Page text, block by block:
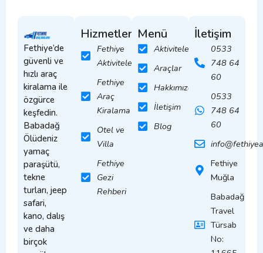
Fethiye’de
güvenli ve
hızlı araç
kiralama ile
özgürce
keşfedin.
Babadağ
Ölüdeniz
yamaç
paraşütü,
tekne
turları, jeep
safari,
kano, dalış
ve daha
birçok
Hizmetler
Fethiye
Aktiviteleri
Fethiye
Araç
Kiralama
Otel ve
Villa
Fethiye
Gezi
Rehberi
Menü
Aktiviteler
Araçlar
Hakkımızda
İletişim
Blog
İletişim
0533
748 64
60
0533
748 64
60
Fethiye
Muğla
Babadağ
Travel
Türsab
No: